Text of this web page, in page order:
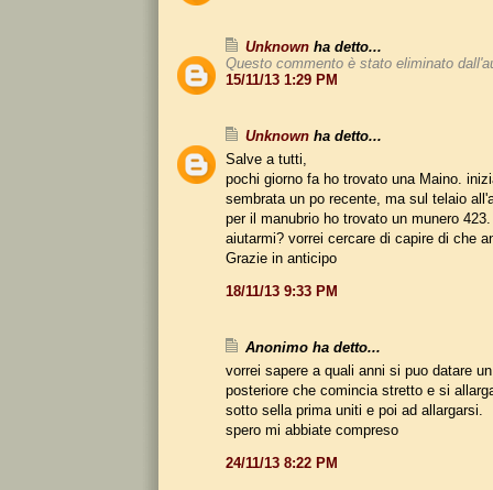
Unknown ha detto...
Questo commento è stato eliminato
15/11/13 1:29 PM
Unknown ha detto...
Salve a tutti,
pochi giorno fa ho trovato una Maino.
sembrata un po recente, ma sul telaio
per il manubrio ho trovato un munero
aiutarmi? vorrei cercare di capire di che
Grazie in anticipo
18/11/13 9:33 PM
Anonimo ha detto...
vorrei sapere a quali anni si puo datare
posteriore che comincia stretto e si
sotto sella prima uniti e poi ad allargarsi.
spero mi abbiate compreso
24/11/13 8:22 PM